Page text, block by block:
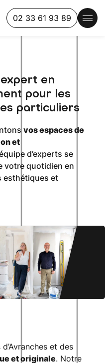
02 33 61 93 89
en
pour les
particuliers
vos espaces de
et
d’experts se
votre quotidien en
esthétiques et
et des
et originale. Notre